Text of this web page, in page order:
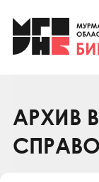
Клуб
Клуб
АРХИВ